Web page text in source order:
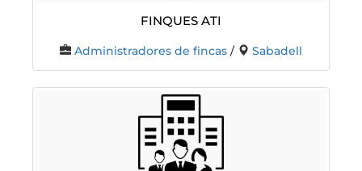
Finques Ati
Administradores de fincas/ Sabadell